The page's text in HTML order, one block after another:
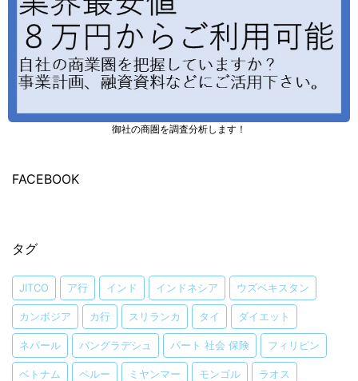
御社の商圏を調査分析します！
FACEBOOK
タグ
JITCO ア行 インド インドネシア ウズベキスタン
カンボジア カ行 スリランカ タイ ダイエット
ネパール バングラデシュ パート 社会 保険 フィリピン
ベトナム ペルー ミヤンマー モンゴル ラオス